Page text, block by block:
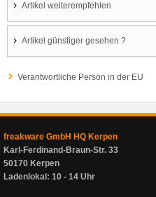
Artikel weiterempfehlen
Artikel günstiger gesehen ?
Verantwortliche Person in der EU
freakware GmbH HQ Kerpen
Karl-Ferdinand-Braun-Str. 33
50170 Kerpen
Ladenlokal: 10 - 14 Uhr